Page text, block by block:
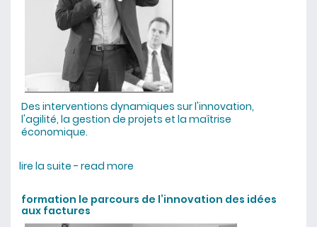
Des interventions dynamiques sur l'innovation,
l'agilité, la gestion de projets et la maîtrise
économique.
lire la suite - read more
formation le parcours de l’innovation des idées
aux factures